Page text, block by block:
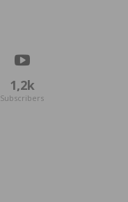
1,2k
Subscribers